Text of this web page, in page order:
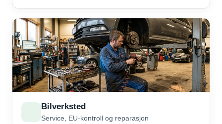
Bilverksted
Service, EU-kontroll og reparasjon